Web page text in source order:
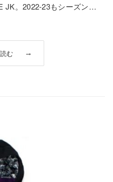
JK。2022-23もシーズンソ
む